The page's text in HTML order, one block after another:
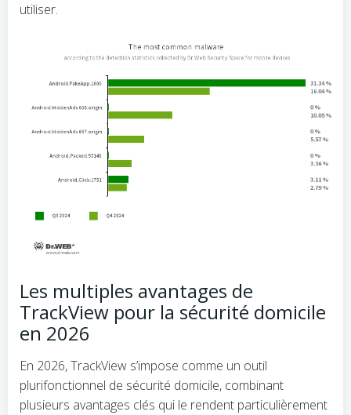
utiliser.
Les multiples avantages de
TrackView pour la sécurité domicile
en 2026
En 2026, TrackView s’impose comme un outil
plurifonctionnel de sécurité domicile, combinant
plusieurs avantages clés qui le rendent particulièrement